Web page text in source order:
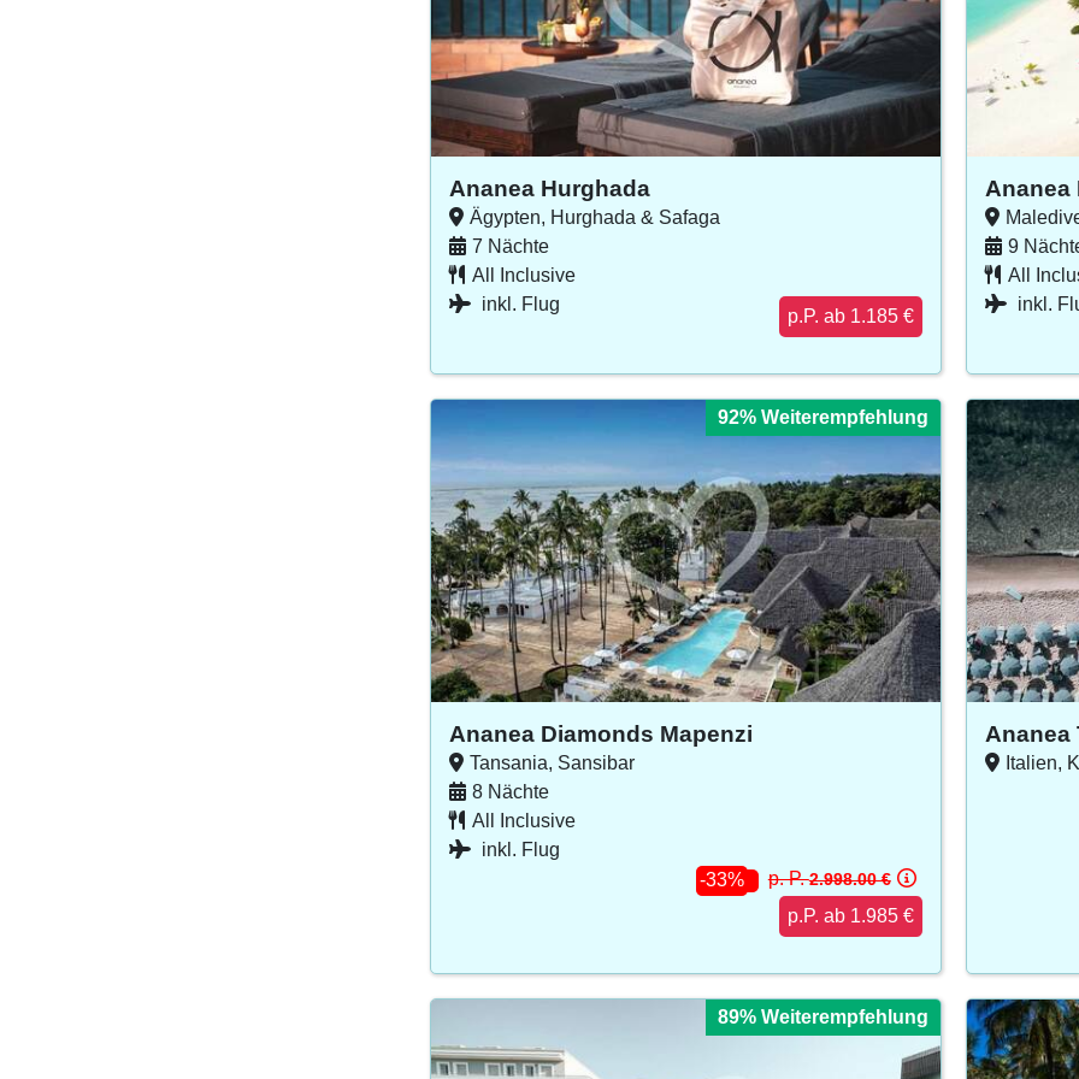
Ananea Hurghada
Ägypten, Hurghada & Safaga
7 Nächte
All Inclusive
inkl. Flug
p.P. ab 1.185 €
Ananea
9
All
inkl.
92% Weiterempfehlung
Ananea Diamonds Mapenzi
Tansania, Sansibar
8 Nächte
All Inclusive
inkl. Flug
-33%
p. P.2.998.00 €
p.P. ab 1.985 €
Ananea
Italien,
89% Weiterempfehlung